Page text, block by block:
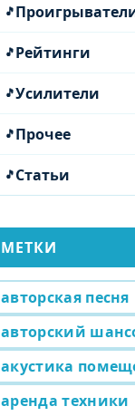
Рейтинги
Усилители
Прочее
Статьи
МЕТКИ
авторская песня
авторский
акустика
аренда техники